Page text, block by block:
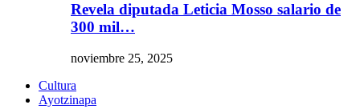
Revela diputada Leticia Mosso salario de
300 mil…
noviembre 25, 2025
Cultura
Ayotzinapa